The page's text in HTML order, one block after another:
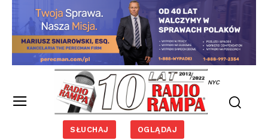
NYC
SŁUCHAJ OGLĄDAJ